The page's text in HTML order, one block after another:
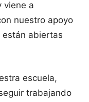
viene a
nuestro apoyo
están abiertas
escuela,
trabajando